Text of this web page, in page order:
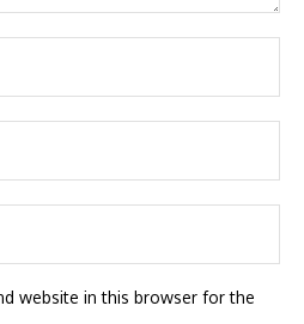
website in this browser for the